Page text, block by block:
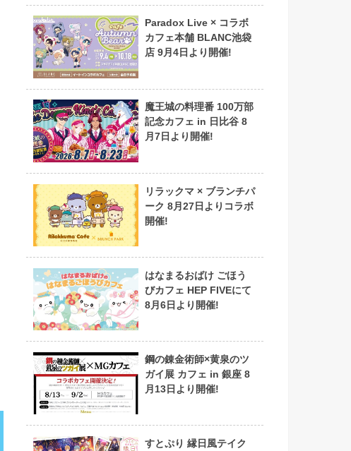
Paradox Live × コラボ
カフェ本舗 BLANC池袋
店 9月4日より開催!
魔王城の料理番 100万部
記念カフェ in 日比谷 8
月7日より開催!
リラックマ × ブランチパ
ーク 8月27日よりコラボ
開催!
はなまるおばけ ごほう
びカフェ HEP FIVEにて
8月6日より開催!
鋼の錬金術師×黄泉のツ
ガイ展 カフェ in 銀座 8
月13日より開催!
すとぷり 縁日風テイク